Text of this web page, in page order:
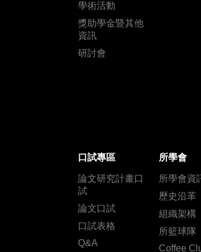
學術活動
獎助學金暨其他
資訊
研討會
口試專區
論文研究計畫口
試
論文口試
口試表格
Q&A
所學會
所學會資
歷史沿革
組織架構
所籃球隊
Coffee